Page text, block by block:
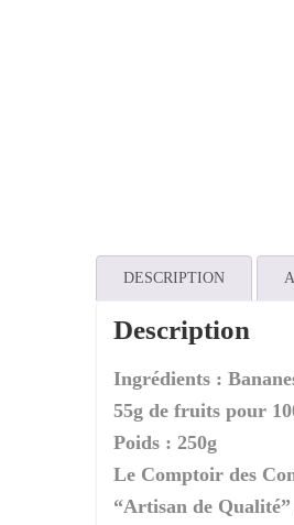
DESCRIPTION
Description
Ingrédients :
55g de fruits pour
Poids : 250g
Le Comptoir des
“Artisan de